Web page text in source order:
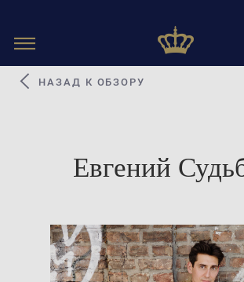
Toggle
Евгений
НАЗАД К ОБЗОРУ